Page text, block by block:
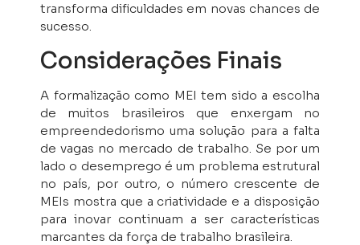
transforma dificuldades em novas chances de
sucesso.
Considerações Finais
A formalização como MEI tem sido a escolha
de muitos brasileiros que enxergam no
empreendedorismo uma solução para a falta
de vagas no mercado de trabalho. Se por um
lado o desemprego é um problema estrutural
no país, por outro, o número crescente de
MEIs mostra que a criatividade e a disposição
para inovar continuam a ser características
marcantes da força de trabalho brasileira.